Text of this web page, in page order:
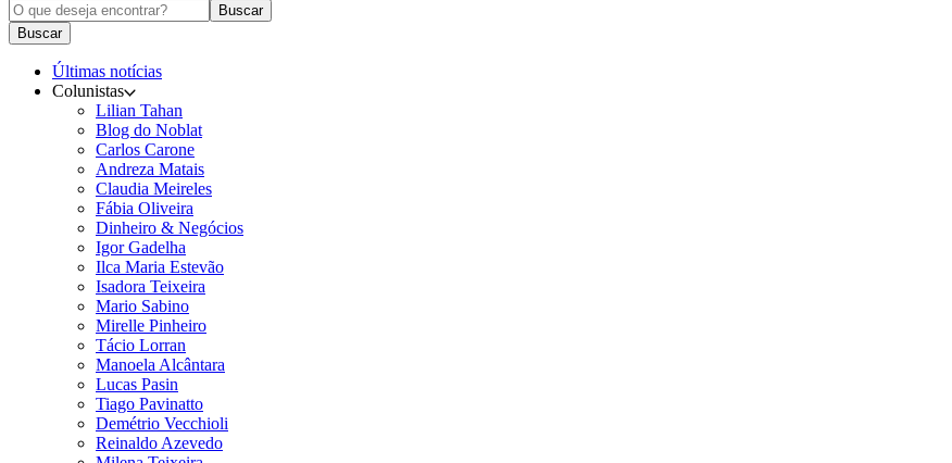
Buscar
Buscar
Últimas notícias
Colunistas
Lilian Tahan
Blog do Noblat
Carlos Carone
Andreza Matais
Claudia Meireles
Fábia Oliveira
Dinheiro & Negócios
Igor Gadelha
Ilca Maria Estevão
Isadora Teixeira
Mario Sabino
Mirelle Pinheiro
Tácio Lorran
Manoela Alcântara
Lucas Pasin
Tiago Pavinatto
Demétrio Vecchioli
Reinaldo Azevedo